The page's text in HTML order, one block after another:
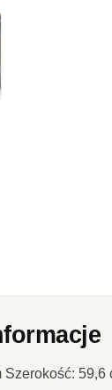
59,6